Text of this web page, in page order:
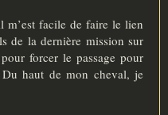
m’est facile de faire le lien
de la dernière mission sur
forcer le passage pour
haut de mon cheval, je